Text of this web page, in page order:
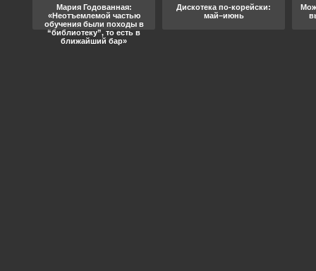
Мария Годованная:
«Неотъемлемой частью
обучения были походы в
“библиотеку”, то есть в
ближайший бар»
Дискотека по-корейски:
май–июнь